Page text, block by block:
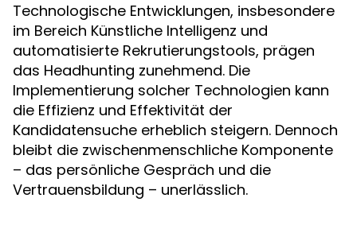
Technologische Entwicklungen, insbesondere
im Bereich Künstliche Intelligenz und
automatisierte Rekrutierungstools, prägen
das Headhunting zunehmend. Die
Implementierung solcher Technologien kann
die Effizienz und Effektivität der
Kandidatensuche erheblich steigern. Dennoch
bleibt die zwischenmenschliche Komponente
– das persönliche Gespräch und die
Vertrauensbildung – unerlässlich.